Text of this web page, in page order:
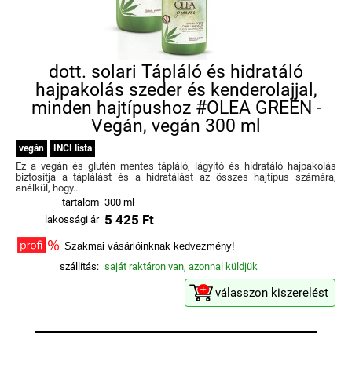
dott. solari Tápláló és hidratáló
hajpakolás szeder és kenderolajjal,
minden hajtípushoz #OLEA GREEN -
Vegán, vegán 300 ml
vegán INCI lista
Ez a vegán és glutén mentes tápláló, lágyító és hidratáló hajpakolás
biztosítja a táplálást és a hidratálást az összes hajtípus számára,
anélkül, hogy...
tartalom 300 ml
lakossági ár 5 425 Ft
Szakmai vásárlóinknak kedvezmény!
szállítás: saját raktáron van, azonnal küldjük
válasszon kiszerelést